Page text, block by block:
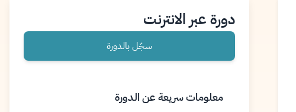
دورة عبر الانترنت
سجّل بالدورة
معلومات سريعة عن الدورة